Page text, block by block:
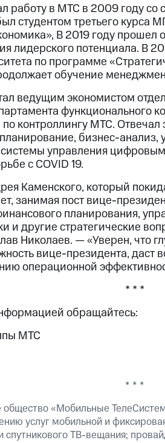
работу в МТС в 2009 году со
студентом третьего курса
В 2019 году
лидерского потенциала. В
по программе
обучение
ведущим экономистом
функционального
контроллингу МТС.
бизнес-
системы управления
с COVID 19.
Каменского, который
занимая пост вице-
планирования,
и другие стратегические
Николаев. — «Уверен, что
вице-президента,
операционной
* * *
обращайтесь:
МТС
* * *
общество «Мобильные
услуг мобильной и
спутникового ТВ-вещания;